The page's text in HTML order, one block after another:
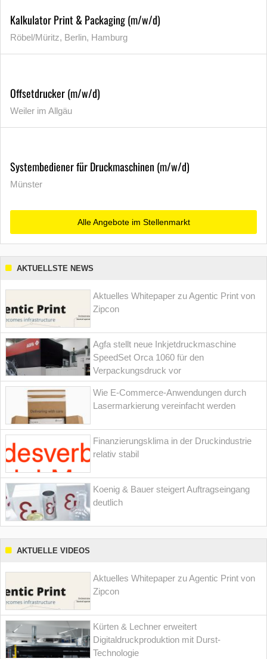
Kalkulator Print & Packaging (m/w/d)
Röbel/Müritz, Berlin, Hamburg
Offsetdrucker (m/w/d)
Weiler im Allgäu
Systembediener für Druckmaschinen (m/w/d)
Münster
Alle Angebote im Stellenmarkt
AKTUELLSTE NEWS
Aktuelles Whitepaper zu Agentic Print von
Zipcon
Agfa stellt neue Inkjetdruckmaschine
SpeedSet Orca 1060 für den
Verpackungsdruck vor
Wie E-Commerce-Anwendungen durch
Lasermarkierung vereinfacht werden
Finanzierungsklima in der Druckindustrie
relativ stabil
Koenig & Bauer steigert Auftragseingang
deutlich
AKTUELLE VIDEOS
Aktuelles Whitepaper zu Agentic Print von
Zipcon
Kürten & Lechner erweitert
Digitaldruckproduktion mit Durst-
Technologie